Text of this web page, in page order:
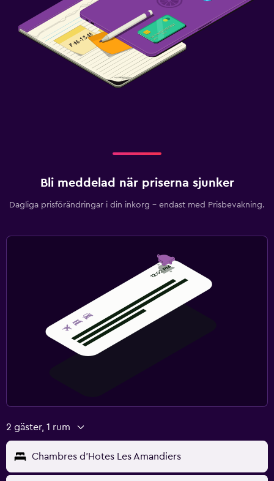
Bli meddelad när priserna sjunker
Dagliga prisförändringar i din inkorg – endast med Prisbevakning.
2 gäster, 1 rum
Chambres d'Hotes Les Amandiers